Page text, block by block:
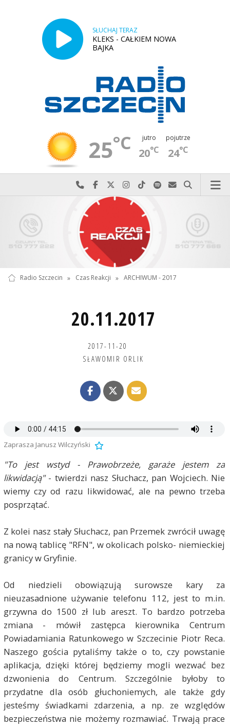
SŁUCHAJ TERAZ
KLEKS - CAŁKIEM NOWA
BAJKA
25°C jutro
20°C
pojutrze
24°C
Najlepiej po prostu do nas zadzwoń
Odwiedź nas na Facebook-u
Odwiedź nas na X
Odwiedź nas na Instagram-ie
Odwiedź nas na TikTok-u
Szukaj nas na Spotify
Wyślij do nas
Szukaj
Radio Szczecin » Czas Reakcji » ARCHIWUM - 2017
20.11.2017
2017-11-20
SŁAWOMIR ORLIK
Zaprasza Janusz Wilczyński
"To jest wstyd - Prawobrzeże, garaże jestem za
likwidacją"- twierdzi nasz Słuchacz, pan Wojciech. Nie
wiemy czy od razu likwidować, ale na pewno trzeba
posprzątać.
Z kolei nasz stały Słuchacz, pan Przemek zwrócił uwagę
na nową tablicę "RFN", w okolicach polsko- niemieckiej
granicy w Gryfinie.
Od niedzieli obowiązują surowsze kary za
nieuzasadnione używanie telefonu 112, jest to m.in.
grzywna do 1500 zł lub areszt. To bardzo potrzeba
zmiana - mówił zastępca kierownika Centrum
Powiadamiania Ratunkowego w Szczecinie Piotr Reca.
Naszego gościa pytaliśmy także o to, czy powstanie
aplikacja, dzięki której będziemy mogli wezwać bez
dzwonienia do Centrum. Szczególnie byłoby to
przydatne dla osób głuchoniemych, ale także gdy
jesteśmy świadkami zdarzenia, a np. ze względów
bezpieczeństwa nie możemy rozmawiać. Trwają prace